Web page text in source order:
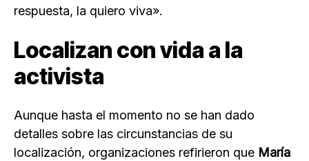
respuesta, la quiero viva».
Localizan con vida a la
activista
Aunque hasta el momento no se han dado
detalles sobre las circunstancias de su
localización, organizaciones refirieron que María